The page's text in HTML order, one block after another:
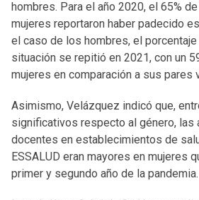
hombres. Para el año 2020, el 65%
mujeres reportaron haber padecido
el caso de los hombres, el
situación se repitió en 2021, con un
mujeres en comparación a sus pares
Asimismo, Velázquez indicó que,
significativos respecto al género, las
docentes en establecimientos de
ESSALUD eran mayores en mujeres
primer y segundo año de la pandemia.